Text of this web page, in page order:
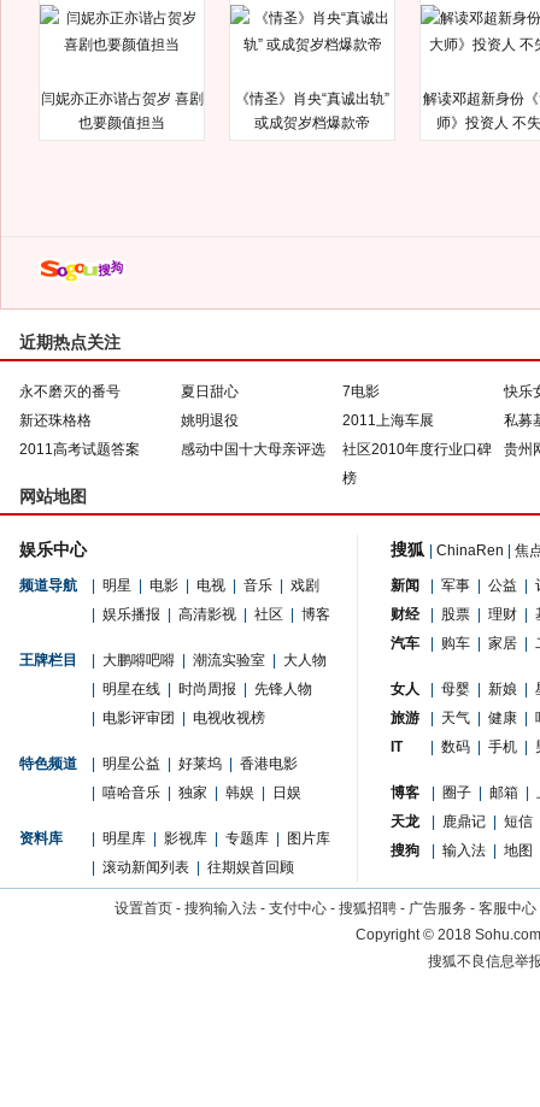
闫妮亦正亦谐占贺岁 喜剧
也要颜值担当
《情圣》肖央“真诚出轨”
或成贺岁档爆款帝
解读邓超新身份
师》投资人 不
近期热点关注
永不磨灭的番号 夏日甜心 7电影
快乐
新还珠格格
姚明退役 2011上海车展
私募
2011高考试题答案
感动中国十大母亲评选
社区2010年度行业口碑
榜
贵州
网站地图
娱乐中心
频道导航 明星 电影 电视 音乐
戏剧
娱乐播报 高清影视 社区 博客
王牌栏目 大鹏嘚吧嘚 潮流实验室
大人物
明星在线 时尚周报
先锋人物
电影评审团 电视收视榜
特色频道 明星公益 好莱坞
香港电影
嘻哈音乐 独家 韩娱 日娱
资料库 明星库 影视库 专题库
图片库
滚动新闻列表 往期娱首回顾
搜狐 ChinaRen 焦
新闻 军事 公益
财经
股票 理财
汽车
购车 家居
女人 母婴 新娘
旅游
天气 健康
IT
数码 手机
博客 圈子 邮箱
天龙
鹿鼎记
短信
搜狗
输入法 地图
设置首页 - 搜狗输入法 - 支付中心 - 搜狐招聘 - 广告服务 - 客服中心
Copyright©2018
搜狐不良信息举